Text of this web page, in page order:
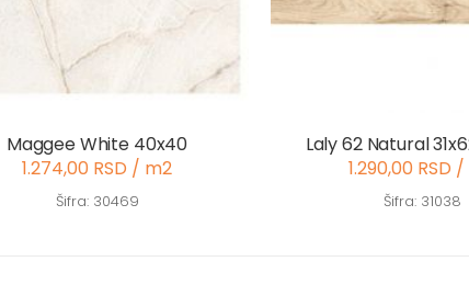
Maggee White 40x40
1.274,00 RSD / m2
Šifra: 30469
Laly 62 Natural
1.290,00 RSD
Šifra: 31038